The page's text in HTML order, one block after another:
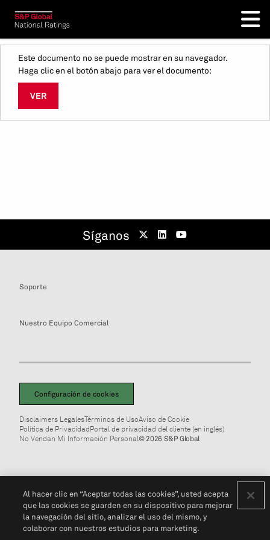
Este documento no se puede mostrar en su navegador.
Haga clic en el botón abajo para ver el documento:
VER
Síganos
Soporte
Nuestro Equipo Comercial
Configuración de cookies
Disclaimers LegalesTérminos de UsoAviso de Cookie
Política de PrivacidadPortal de privacidad del cliente (en inglés)
No Vendan Mi Información Personal© 2026 S&P Global
Al hacer clic en “Aceptar todas las cookies”, usted acepta
que las cookies se guarden en su dispositivo para mejorar
la navegación del sitio, analizar el uso del mismo, y
colaborar con nuestros estudios para marketing.